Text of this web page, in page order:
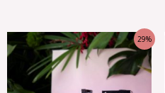
29%